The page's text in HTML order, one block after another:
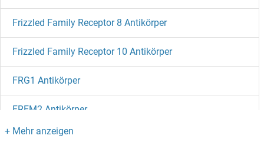
Frizzled Family Receptor 8 Antikörper
Frizzled Family Receptor 10 Antikörper
FRG1 Antikörper
FREM2 Antikörper
FREM1 Antikörper